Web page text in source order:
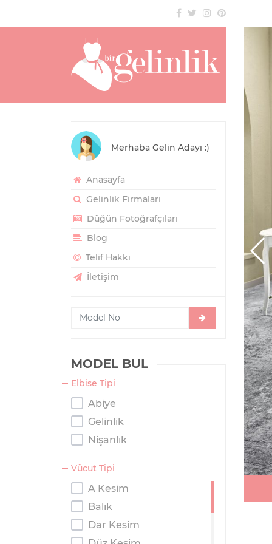
Merhaba Gelin Adayı :)
Anasayfa
Gelinlik Firmaları
Düğün Fotoğrafçıları
Blog
Telif Hakkı
İletişim
MODEL BUL
Elbise Tipi
Abiye
Gelinlik
Nişanlık
Vücut Tipi
A Kesim
Balık
Dar Kesim